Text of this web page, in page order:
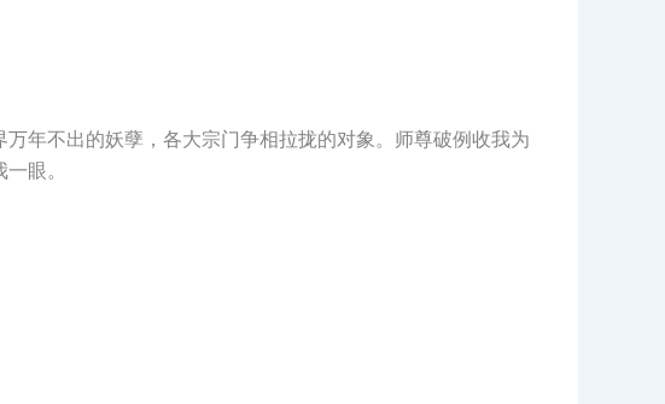
年不出的妖孽，各大宗门争相拉拢的对象。师尊破例收我为
眼。